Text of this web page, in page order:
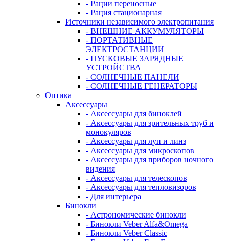
- Рации переносные
- Рация стационарная
Источники независимого электропитания
- ВНЕШНИЕ АККУМУЛЯТОРЫ
- ПОРТАТИВНЫЕ
ЭЛЕКТРОСТАНЦИИ
- ПУСКОВЫЕ ЗАРЯДНЫЕ
УСТРОЙСТВА
- СОЛНЕЧНЫЕ ПАНЕЛИ
- СОЛНЕЧНЫЕ ГЕНЕРАТОРЫ
Оптика
Аксессуары
- Аксессуары для биноклей
- Аксессуары для зрительных труб и
монокуляров
- Аксессуары для луп и линз
- Аксессуары для микроскопов
- Аксессуары для приборов ночного
видения
- Аксессуары для телескопов
- Аксессуары для тепловизоров
- Для интерьера
Бинокли
- Астрономические бинокли
- Бинокли Veber Alfa&Omega
- Бинокли Veber Classic